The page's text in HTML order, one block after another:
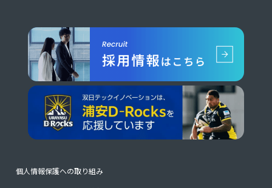
個人情報保護への取り組み